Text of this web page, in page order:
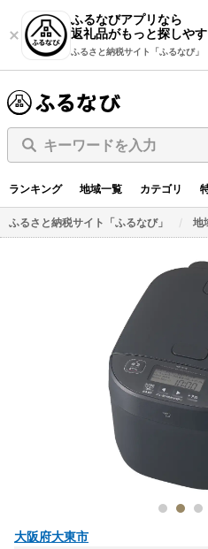
ふるなびアプリなら
返礼品がもっと探しやす
ふるさと納税サイト「ふるなび」
キーワードを入力
ランキング 地域一覧 カテゴリ
ふるさと納税サイト「ふるなび」 地
大阪府大東市